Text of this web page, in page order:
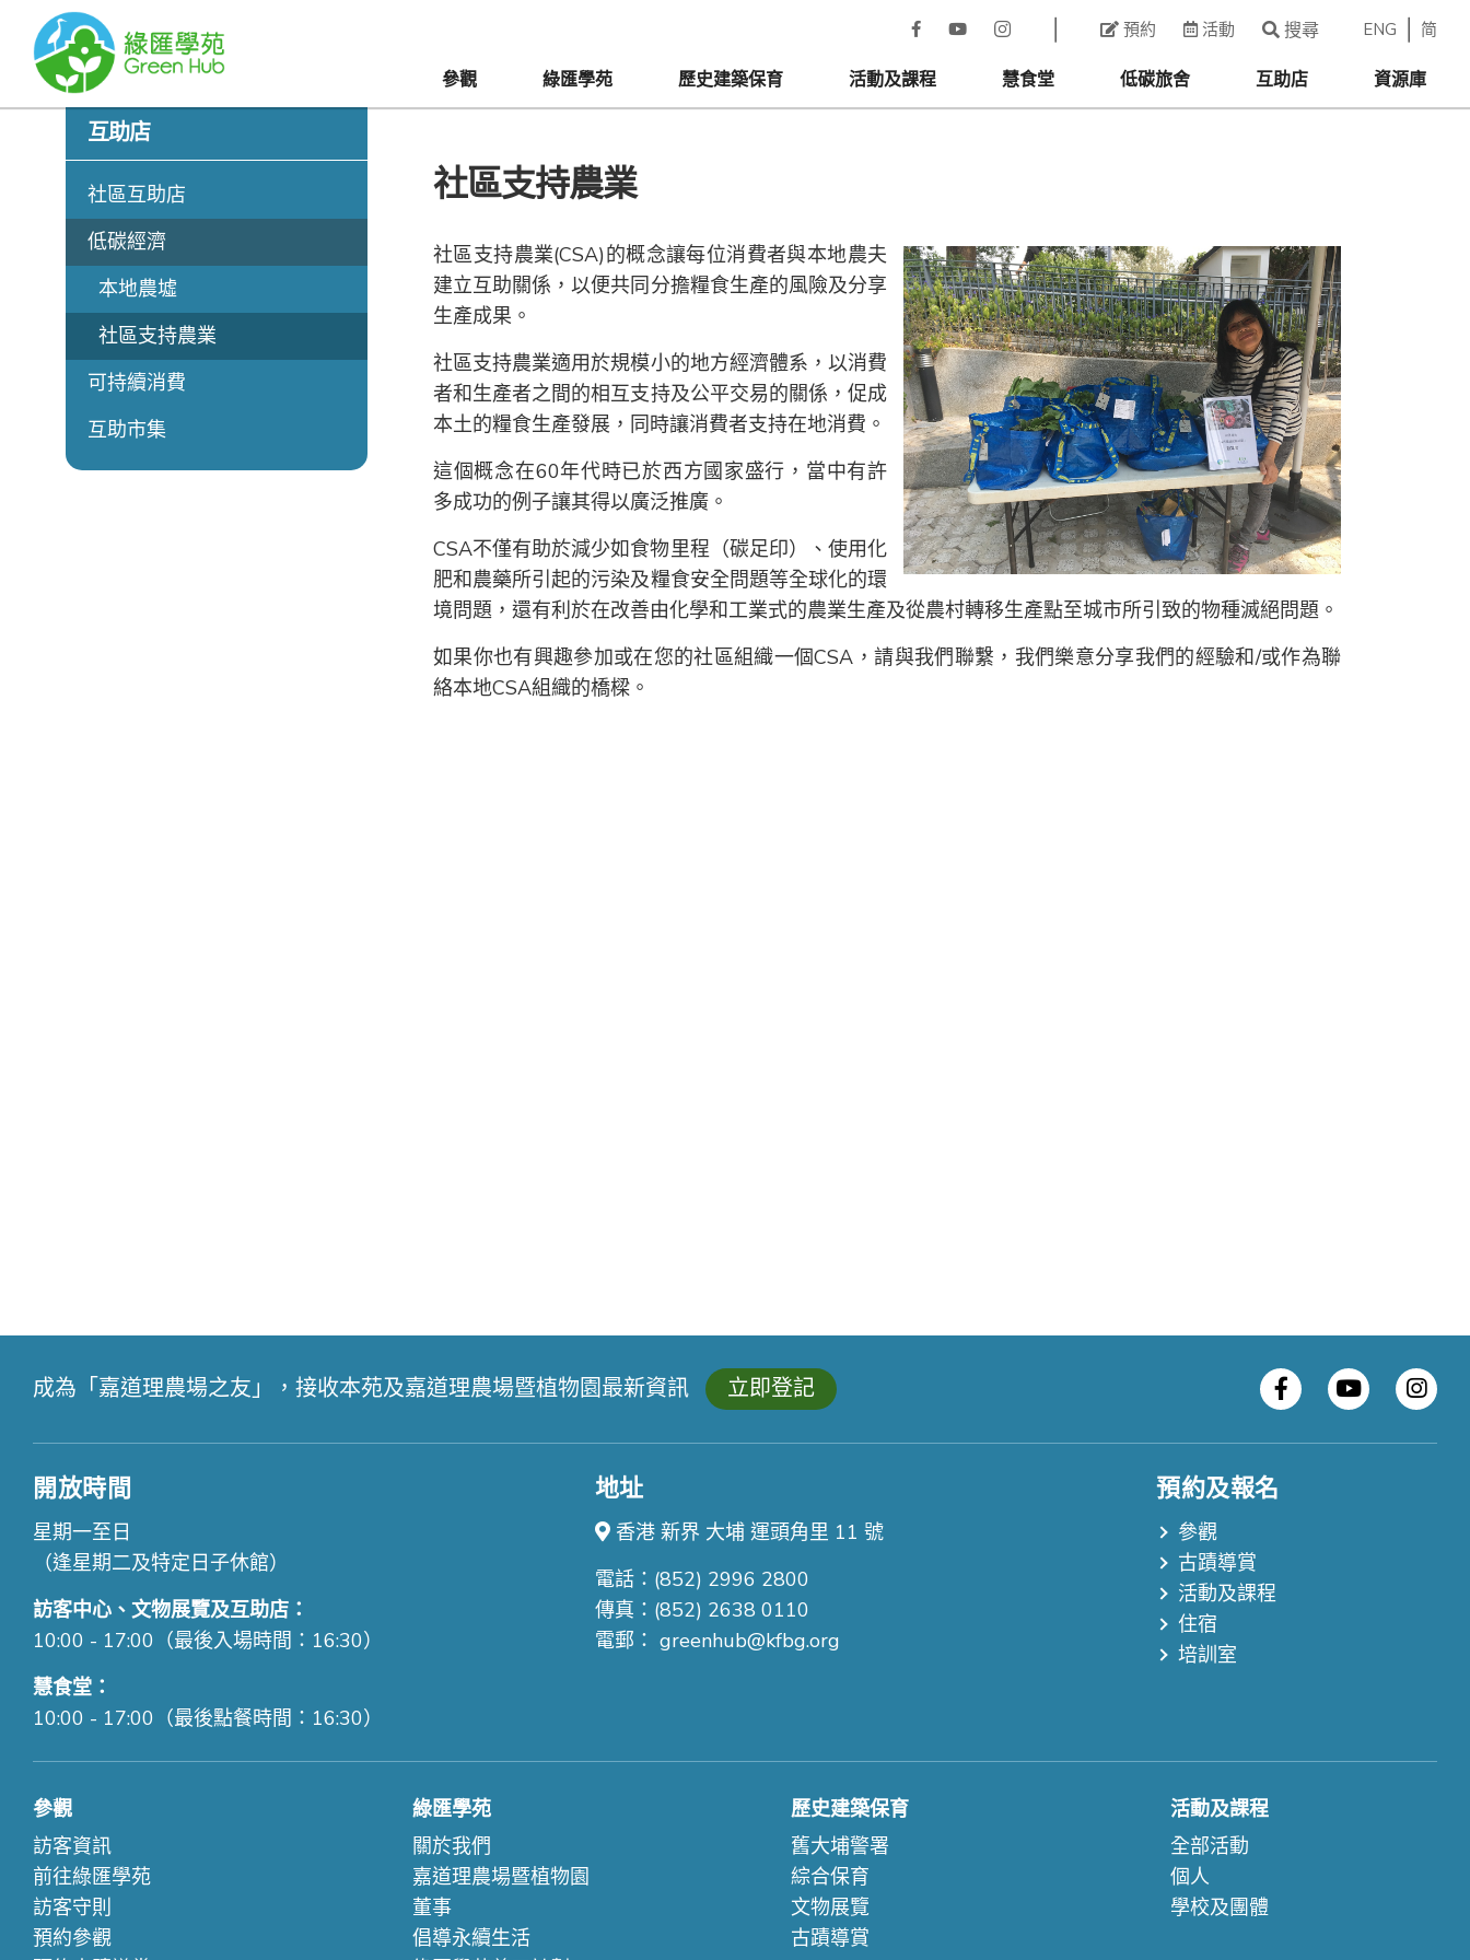
預約 活動 搜尋 ENG 简
參觀 綠匯學苑 歷史建築保育 活動及課程 慧食堂 低碳旅舍 互助店 資源庫
互助店
社區互助店
低碳經濟
本地農墟
社區支持農業
可持續消費
互助市集
社區支持農業
社區支持農業(CSA)的概念讓每位消費者與本地農夫
建立互助關係，以便共同分擔糧食生產的風險及分享
生產成果。
社區支持農業適用於規模小的地方經濟體系，以消費
者和生產者之間的相互支持及公平交易的關係，促成
本土的糧食生產發展，同時讓消費者支持在地消費。
這個概念在60年代時已於西方國家盛行，當中有許
多成功的例子讓其得以廣泛推廣。
CSA不僅有助於減少如食物里程（碳足印）、使用化
肥和農藥所引起的污染及糧食安全問題等全球化的環
境問題，還有利於在改善由化學和工業式的農業生產及從農村轉移生產點至城市所引致的物種滅絕問題。
如果你也有興趣參加或在您的社區組織一個CSA，請與我們聯繫，我們樂意分享我們的經驗和/或作為聯
絡本地CSA組織的橋樑。
成為「嘉道理農場之友」，接收本苑及嘉道理農場暨植物園最新資訊 立即登記
開放時間
星期一至日
（逢星期二及特定日子休館）
訪客中心、文物展覽及互助店：
10:00 - 17:00（最後入場時間：16:30）
慧食堂：
10:00 - 17:00（最後點餐時間：16:30）
地址
香港 新界 大埔 運頭角里 11 號
電話：(852) 2996 2800
傳真：(852) 2638 0110
電郵： greenhub@kfbg.org
預約及報名
參觀
古蹟導賞
活動及課程
住宿
培訓室
參觀
訪客資訊
前往綠匯學苑
訪客守則
預約參觀
綠匯學苑
關於我們
嘉道理農場暨植物園
董事
倡導永續生活
歷史建築保育
舊大埔警署
綜合保育
文物展覽
古蹟導賞
活動及課程
全部活動
個人
學校及團體